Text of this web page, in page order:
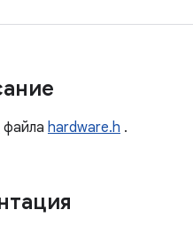
файла hardware.h .